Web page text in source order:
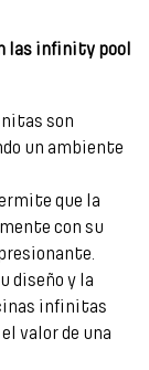
las infinity pool
son
un ambiente
que la
con su
diseño y la
infinitas
valor de una